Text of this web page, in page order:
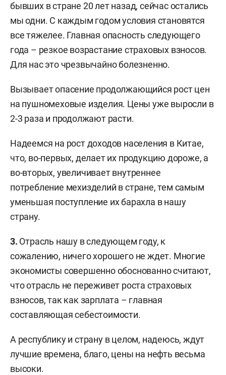
бывших в стране 20 лет назад, сейчас остались
мы одни. С каждым годом условия становятся
все тяжелее. Главная опасность следующего
года – резкое возрастание страховых взносов.
Для нас это чрезвычайно болезненно.
Вызывает опасение продолжающийся рост цен
на пушномеховые изделия. Цены уже выросли в
2-3 раза и продолжают расти.
Надеемся на рост доходов населения в Китае,
что, во-первых, делает их продукцию дороже, а
во-вторых, увеличивает внутреннее
потребление мехизделий в стране, тем самым
уменьшая поступление их барахла в нашу
страну.
3. Отрасль нашу в следующем году, к
сожалению, ничего хорошего не ждет. Многие
экономисты совершенно обоснованно считают,
что отрасль не переживет роста страховых
взносов, так как зарплата – главная
составляющая себестоимости.
А республику и страну в целом, надеюсь, ждут
лучшие времена, благо, цены на нефть весьма
высоки.